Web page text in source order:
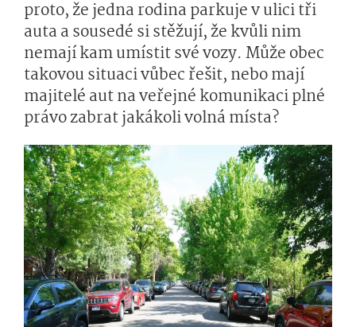
proto, že jedna rodina parkuje v ulici tři
auta a sousedé si stěžují, že kvůli nim
nemají kam umístit své vozy. Může obec
takovou situaci vůbec řešit, nebo mají
majitelé aut na veřejné komunikaci plné
právo zabrat jakákoli volná místa?